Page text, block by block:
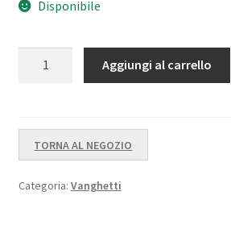
Disponibile
Aggiungi al carrello
TORNA AL NEGOZIO
Categoria: Vanghetti